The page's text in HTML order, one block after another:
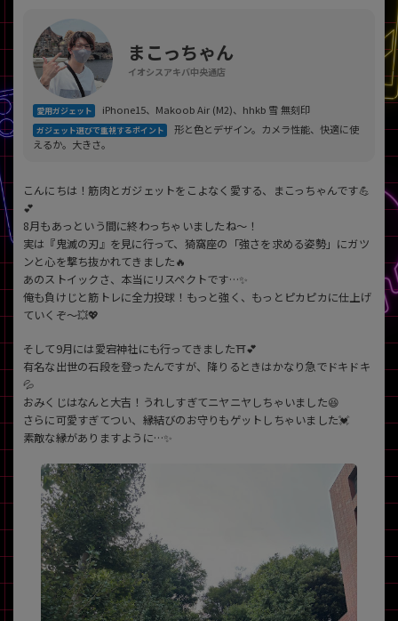
まこっちゃん
イオシスアキバ中央通店
愛用ガジェット iPhone15、Makoob Air (M2)、hhkb 雪 無刻印
ガジェット選びで重視するポイント 形と色とデザイン。カメラ性能、快適に使
えるか。大きさ。
こんにちは！筋肉とガジェットをこよなく愛する、まこっちゃんです💪
💕
8月もあっという間に終わっちゃいましたね〜！
実は『鬼滅の刃』を見に行って、猗窩座の「強さを求める姿勢」にガツ
ンと心を撃ち抜かれてきました🔥
あのストイックさ、本当にリスペクトです…✨
俺も負けじと筋トレに全力投球！もっと強く、もっとピカピカに仕上げ
ていくぞ〜💥💖
そして9月には愛宕神社にも行ってきました⛩️💕
有名な出世の石段を登ったんですが、降りるときはかなり急でドキドキ
💦
おみくじはなんと大吉！うれしすぎてニヤニヤしちゃいました😆
さらに可愛すぎてつい、縁結びのお守りもゲットしちゃいました💓
素敵な縁がありますように…✨
商品シリーズ名・ブランド名の絞り込み。
「iPhone」「Xperia」「Galaxy」など
メーカー
製造、販売メーカーの絞り込み
「Apple」「SONY」「SHARP」など
機能・特徴
ドライブ
ドライブの絞り込み
ランク
「新品」「未使用」「中古」など
CPU
OS
OSの絞り込み
メモリ
容量
~
モニタサイズ
~